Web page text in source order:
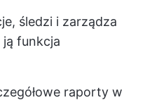
śledzi i zarządza
funkcja
raporty w